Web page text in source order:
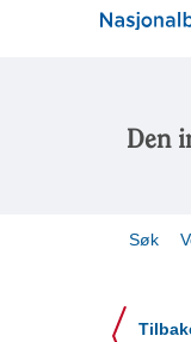
Den
Søk